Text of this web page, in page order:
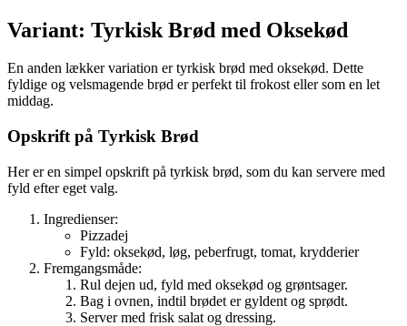
Variant: Tyrkisk Brød med Oksekød
En anden lækker variation er tyrkisk brød med oksekød. Dette
fyldige og velsmagende brød er perfekt til frokost eller som en let
middag.
Opskrift på Tyrkisk Brød
Her er en simpel opskrift på tyrkisk brød, som du kan servere med
fyld efter eget valg.
Ingredienser:
Pizzadej
Fyld: oksekød, løg, peberfrugt, tomat, krydderier
Fremgangsmåde:
Rul dejen ud, fyld med oksekød og grøntsager.
Bag i ovnen, indtil brødet er gyldent og sprødt.
Server med frisk salat og dressing.